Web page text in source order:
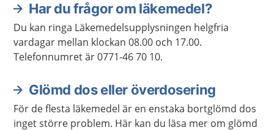
Har du frågor om läkemedel?
Du kan ringa Läkemedelsupplysningen helgfria
vardagar mellan klockan 08.00 och 17.00.
Telefonnumret är 0771-46 70 10.
Glömd dos eller överdosering
För de flesta läkemedel är en enstaka bortglömd dos
inget större problem. Här kan du läsa mer om glömd